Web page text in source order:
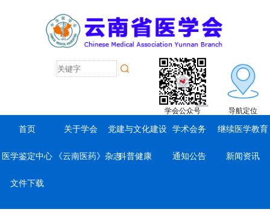
导航定位
学会公众号
首页 关于学会 党建与文化建设 学术会务 继续医学教育
医学鉴定中心 《云南医药》杂志科普健康 通知公告 新闻资讯
文件下载